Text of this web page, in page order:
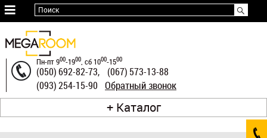
≡
Оплата
и
доставка
Гарантия
Поиск
Пн-пт 900-1900, сб 1000-1500
Телефоны
Обратный звонок
(050) 692-82-73,
(067) 573-13-88
(093) 254-15-90
Каталог